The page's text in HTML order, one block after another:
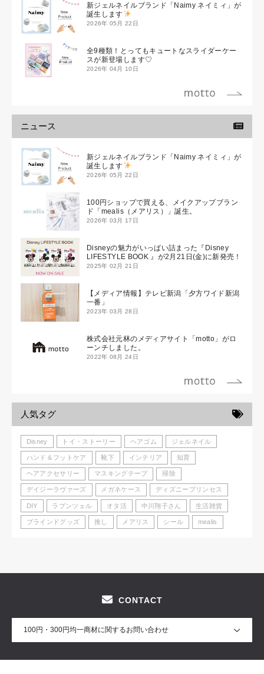
新ジェルネイルブランド「Naimy ネイミィ」が
誕生します
2026年 05月 22日
全9種類！とってもキュートなスライダーケー
スが新登場します♡
2026年 04月 10日
ニュース
新ジェルネイルブランド「Naimy ネイミィ」が
誕生します
2026年 05月 22日
100円ショップで買える、メイクアップブラン
ド「mealis（メアリス）」誕生。
2026年 03月 17日
Disneyの魅力がいっぱい詰まった『Disney
LIFESTYLE BOOK 』が2月21日(金)に新発売！
2025年 02月 21日
【メディア情報】テレビ新潟「夕方ワイド新潟
一番」
2023年 03月 28日
株式会社元林のメディアサイト「motto」がロ
ーンチしました。
2022年 08月 24日
人気タグ
Disney トイ・ストーリー ヘアゴム ジェルネイル
ハンド＆フットケア 靴下 インテリア 知育
ヘアアクセサリー マスキングテープ 掃除
デイジーラヴァーズ メガネケース ディズニープリンセス
DIY ラプンツェル オタ活 中川翔子さん 生活雑貨
ブラインドグッズ 推し メアリス シール mealis
CONTACT
100円・300円均一商材に関するお問い合わせ